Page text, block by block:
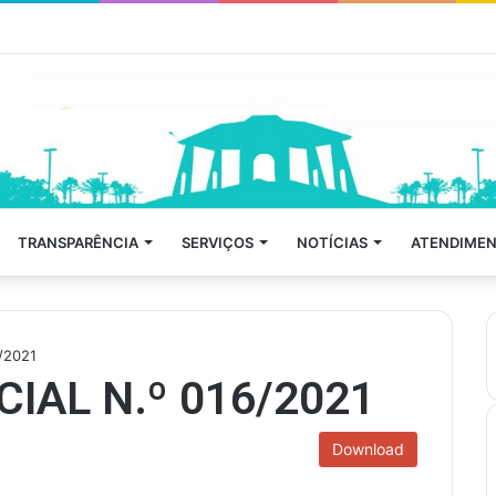
TRANSPARÊNCIA SERVIÇOS NOTÍCIAS
2021
N.º 016/2021
Download